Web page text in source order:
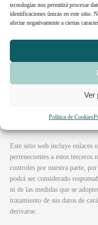
tecnologías nos permitirá procesar
identificaciones únicas en este sitio.
afectar negativamente a ciertas
Ver
Política de Cookies
Como titular de este sitio web,
que los contenidos sean
los mismos por parte de los
Asimismo, queda prohibida la
cesión o redifusión, total o
página, cualquiera que fuera
Este sitio web incluye enlaces
pertenecientes a estos terceros
controles por nuestra parte,
podrá ser considerado
ni de las medidas que se
tratamiento de sus datos de
derivarse.